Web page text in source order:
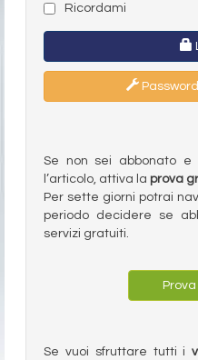
Ricordami
Se non sei abbonato e
l’articolo, attiva la prova
Per sette giorni potrai
periodo decidere se
servizi gratuiti.
Se vuoi sfruttare tutti i